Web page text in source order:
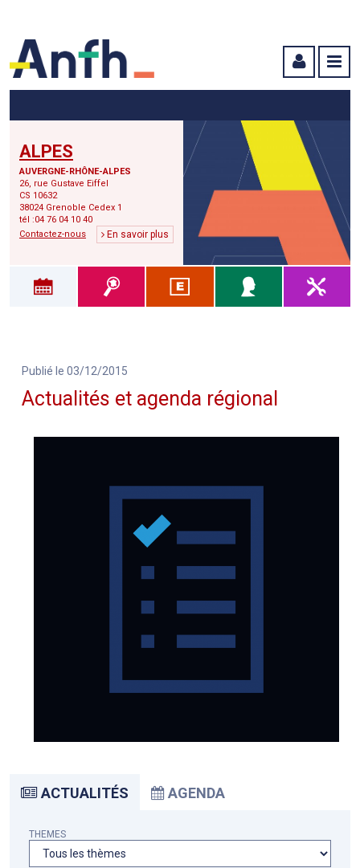
ALPES
AUVERGNE-RHÔNE-ALPES
26, rue Gustave Eiffel
CS 10632
38024 Grenoble Cedex 1
tél :04 76 04 10 40
Contactez-nous
En savoir plus
Publié le 03/12/2015
Actualités et agenda régional
ACTUALITÉS AGENDA
THEMES